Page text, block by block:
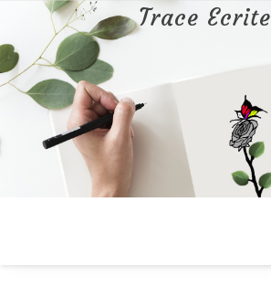
contenu
Trace Ecrite